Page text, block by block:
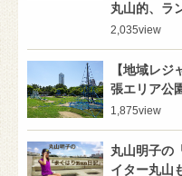
丸山的、ラ
2,035view
【地域レ
張エリア公
1,875view
丸山明子の
イター丸山